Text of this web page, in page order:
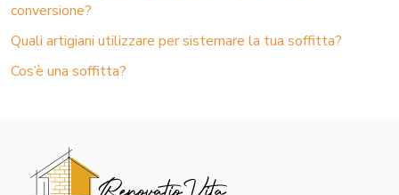
conversione?
Quali artigiani utilizzare per sistemare la tua soffitta?
Cos’è una soffitta?